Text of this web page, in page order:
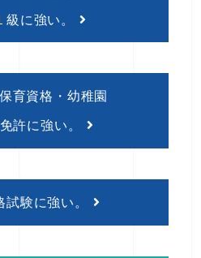
に強い。
育資格・幼稚園
許に強い。
験に強い。